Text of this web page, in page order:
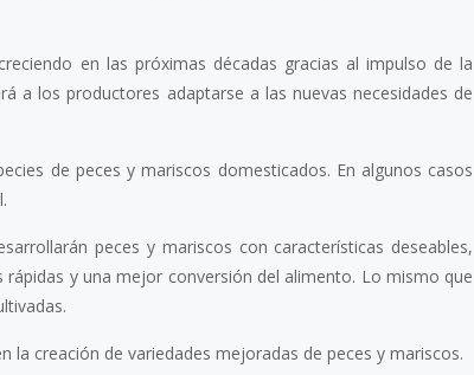
en las próximas décadas gracias al impulso de la
a los productores adaptarse a las nuevas necesidades de
de peces y mariscos domesticados. En algunos casos
peces y mariscos con características deseables,
y una mejor conversión del alimento. Lo mismo que
creación de variedades mejoradas de peces y mariscos.